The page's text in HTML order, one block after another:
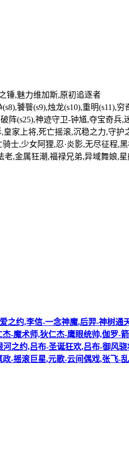
锤,魅力维加斯,原初追逐者
饕餮(s9),烛龙(s10),重明(s11),
阵(s25),神迹守卫-钟馗,夺宝奇兵
家上将,死亡摇滚,沉稳之力,守
士,少女阿狸,忍·炎影,无尽征程,
,金属狂潮,福禄兄弟,异域舞娘,
之约,李信-一念神魔,后羿-神树
-魔术师,狄仁杰-鹰眼统帅,伽罗-
之约,吕布-圣诞狂欢,吕布-御风
-摇滚巨星,元歌-云间偶戏,张飞-